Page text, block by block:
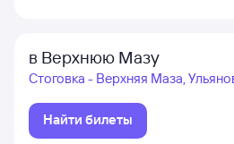
в Верхнюю Мазу
Стоговка - Верхняя Маза,
Найти билеты